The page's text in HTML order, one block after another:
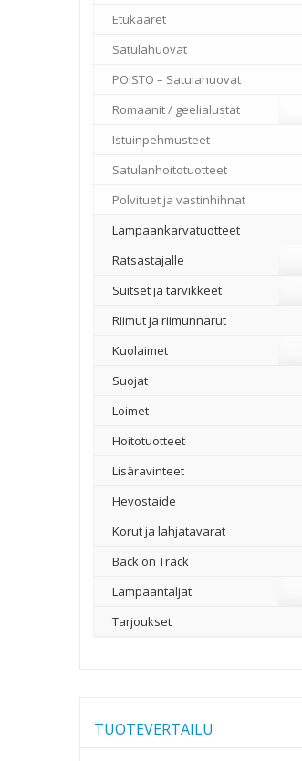
Etukaaret
Satulahuovat
POISTO – Satulahuovat
Romaanit / geelialustat
Istuinpehmusteet
Satulanhoitotuotteet
Polvituet ja vastinhihnat
Lampaankarvatuotteet
Ratsastajalle
Suitset ja tarvikkeet
Riimut ja riimunnarut
Kuolaimet
Suojat
Loimet
Hoitotuotteet
Lisäravinteet
Hevostaide
Korut ja lahjatavarat
Back on Track
Lampaantaljat
Tarjoukset
TUOTEVERTAILU